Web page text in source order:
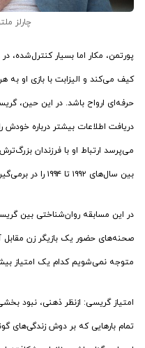
چارلز
پورتمن، مکار اما بسیار
کیف می‌کند و الیزابت با بازی او به
حرفه‌ای ارواح باشد. در این حین،
دریافت اطلاعات بیشتر درباره خودش
می‌پرسد ارتباط او با فرزندان
بین سال‌های ۱۹۹۲ تا ۱۹۹۴ را در برمی‌گیرد.
در این مسابقه روان‌شناختی بین
صحنه‌های حضور یک بازیگر زن مقابل
متوجه نمی‌شویم کدام یک امتیاز
امتیاز گریسی: ازنظر ذهنی، نبود
تمام بارهایی که بر دوش زندگی‌های